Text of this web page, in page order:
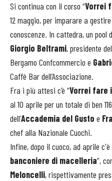
Si continua con il corso “Vorrei
12 maggio, per imparare a
conoscenze. In cattedra, un
Giorgio Beltrami, presidente
Bergamo Confcommercio e
Caffè Bar dell’Associazione.
Fra i più attesi c’è “Vorrei fare
al 10 aprile per un totale di ben
dell’Accademia del Gusto e
chef alla Nazionale Cuochi.
Infine, dopo il cuoco, ad aprile
banconiere di macelleria”,
Meloncelli, rispettivamente